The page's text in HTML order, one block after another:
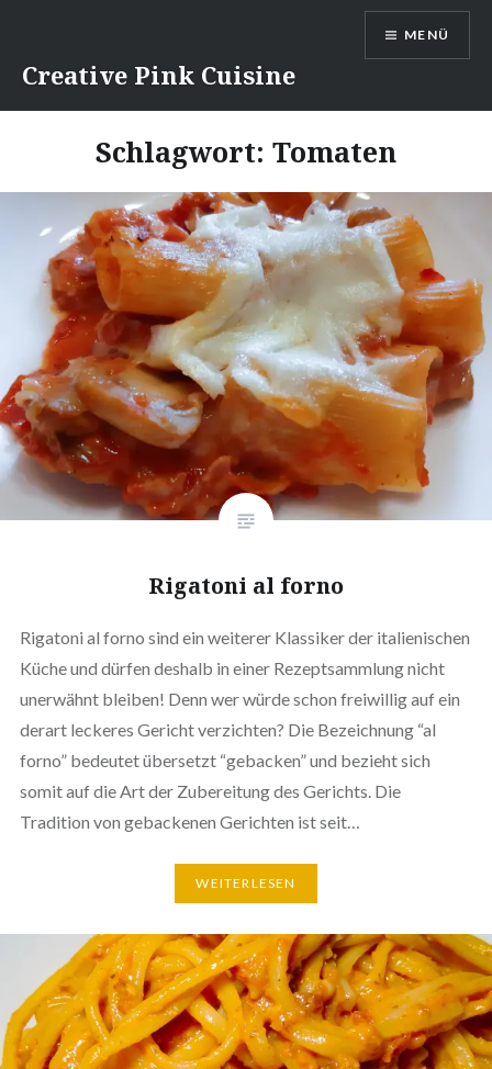
InhaltCreative Pink Cuisine
MENÜ
Schlagwort: Tomaten
Rigatoni al forno
Rigatoni al forno sind ein weiterer Klassiker der ita­lie­ni­schen
Küche und dürfen deshalb in einer Rezept­samm­lung nicht
unerwähnt bleiben! Denn wer würde schon frei­wil­lig auf ein
derart leckeres Gericht ver­zich­ten? Die Bezeich­nung “al
forno” bedeutet übersetzt “gebacken” und bezieht sich
somit auf die Art der Zube­rei­tung des Gerichts. Die
Tradition von geba­cke­nen Gerichten ist seit…
WEI­TER­LE­SEN